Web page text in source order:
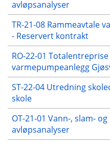
avløpsanalyser
TR-21-08 Rammeavtale
- Reservert kontrakt
RO-22-01 Totalentreprise
varmepumpeanlegg
ST-22-04 Utredning
skole
OT-21-01 Vann-, slam- og
avløpsanalyser